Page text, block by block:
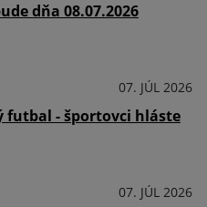
dňa 08.07.2026
07. JÚL 2026
futbal - športovci hláste
07. JÚL 2026